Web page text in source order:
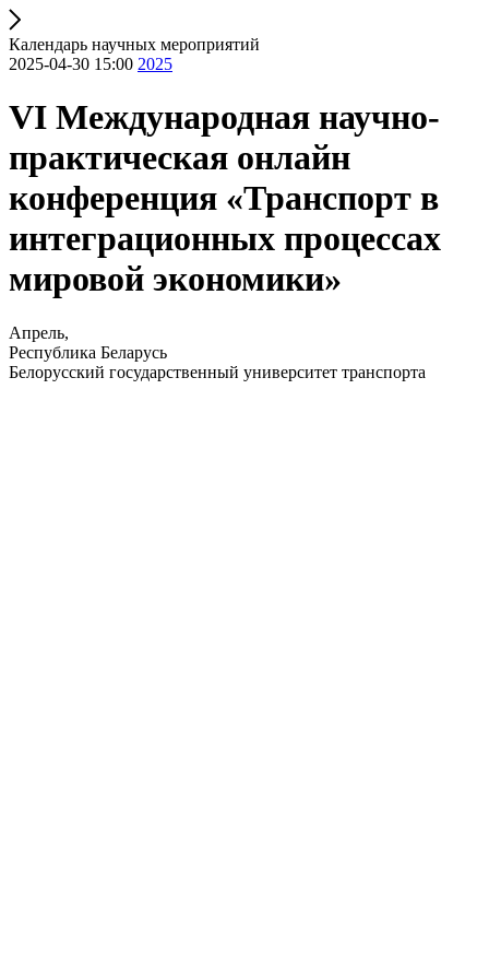
Календарь научных мероприятий
2025-04-30 15:00 2025
VI Международная научно-
практическая онлайн
конференция «Транспорт в
интеграционных процессах
мировой экономики»
Апрель,
Республика Беларусь
Белорусский государственный университет транспорта